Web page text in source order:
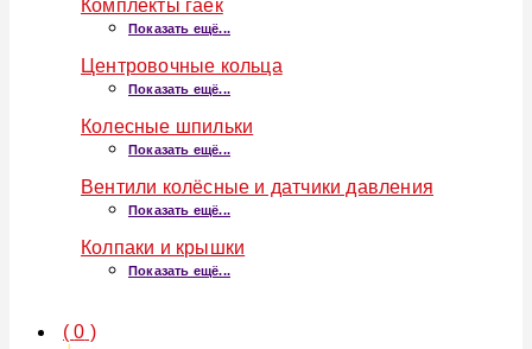
Комплекты гаек
Показать ещё...
Центровочные кольца
Показать ещё...
Колесные шпильки
Показать ещё...
Вентили колёсные и датчики давления
Показать ещё...
Колпаки и крышки
Показать ещё...
(0 )